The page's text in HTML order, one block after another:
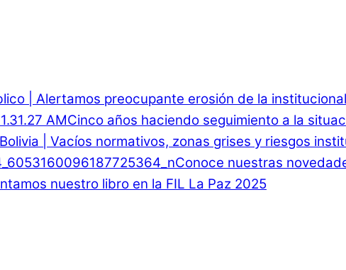
| Alertamos preocupante erosión de la
Cinco años haciendo seguimiento a la
| Vacíos normativos, zonas grises y riesgos
Conoce nuestras
nuestro libro en la FIL La Paz 2025